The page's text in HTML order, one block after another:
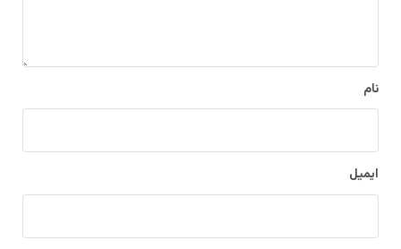
نام
ایمیل